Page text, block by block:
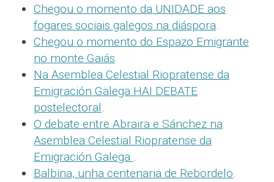
Chegou o momento da UNIDADE aos
fogares sociais galegos na diáspora.
Chegou o momento do Espazo Emigrante
no monte Gaiás.
Na Asemblea Celestial Riopratense da
Emigración Galega HAI DEBATE
postelectoral.
O debate entre Abraira e Sánchez na
Asemblea Celestial Riopratense da
Emigración Galega .
Balbina, unha centenaria de Rebordelo.